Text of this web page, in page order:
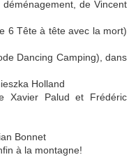
de Vincent
6 Tête à tête avec la mort)
Dancing Camping), dans
Holland
Xavier Palud et Frédéric
Bonnet
à la montagne!